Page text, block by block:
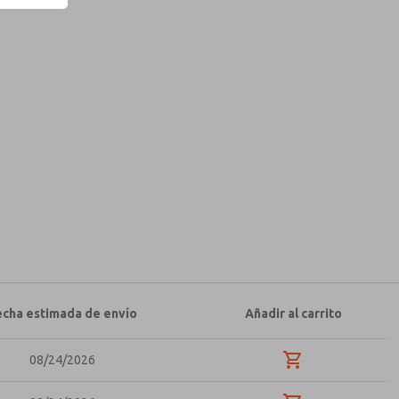
estimada de envío Añadir al carrito
08/24/2026